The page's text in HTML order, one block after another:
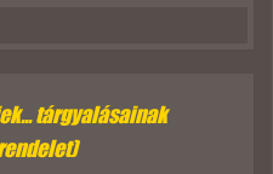
tárgyalásainak